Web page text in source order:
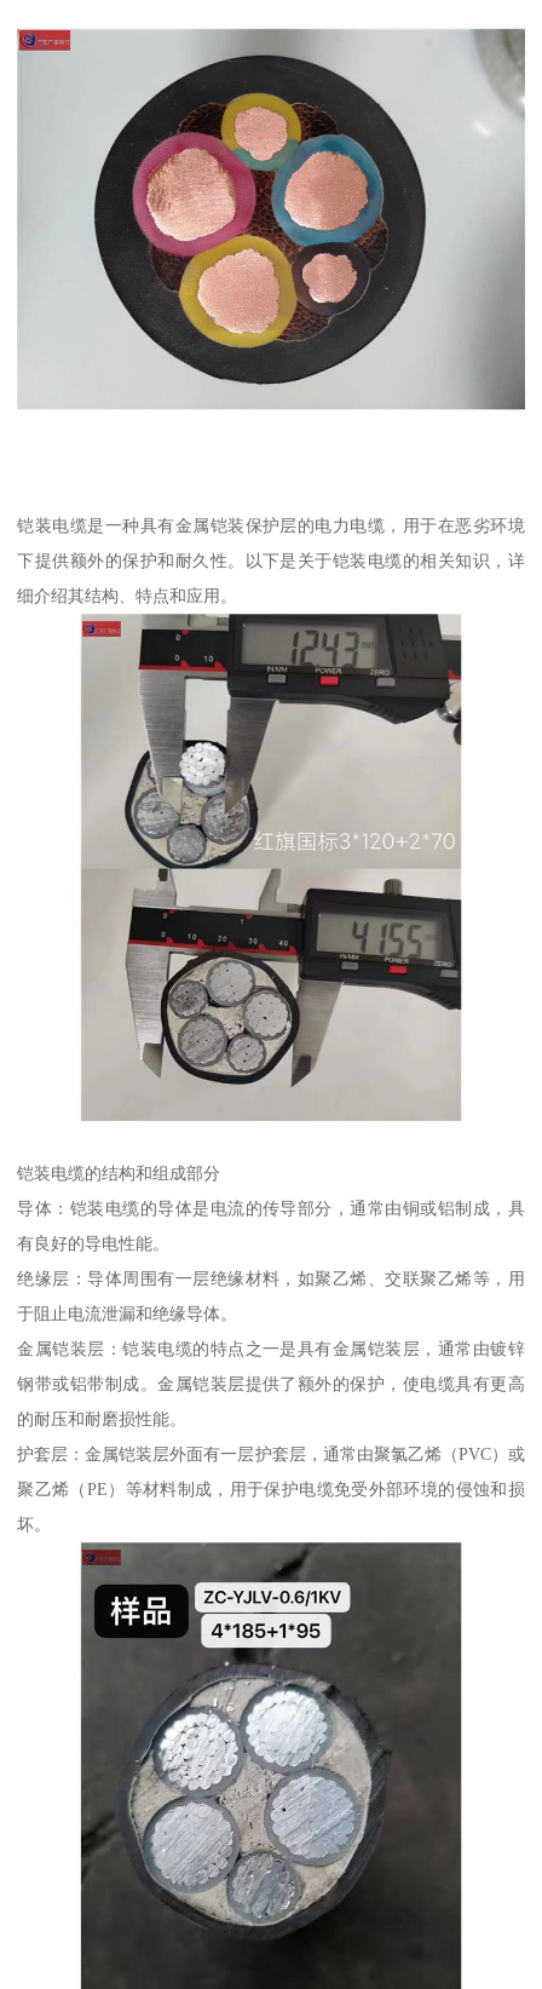
铠装电缆是一种具有金属铠装保护层的电力电缆，用于在恶劣环境
下提供额外的保护和耐久性。以下是关于铠装电缆的相关知识，详
细介绍其结构、特点和应用。
铠装电缆的结构和组成部分
导体：铠装电缆的导体是电流的传导部分，通常由铜或铝制成，具
有良好的导电性能。
绝缘层：导体周围有一层绝缘材料，如聚乙烯、交联聚乙烯等，用
于阻止电流泄漏和绝缘导体。
金属铠装层：铠装电缆的特点之一是具有金属铠装层，通常由镀锌
钢带或铝带制成。金属铠装层提供了额外的保护，使电缆具有更高
的耐压和耐磨损性能。
护套层：金属铠装层外面有一层护套层，通常由聚氯乙烯（PVC）或
聚乙烯（PE）等材料制成，用于保护电缆免受外部环境的侵蚀和损
坏。